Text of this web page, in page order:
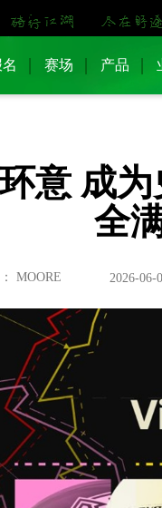
赛场 产品
意 成
全
MOORE 2026-06-